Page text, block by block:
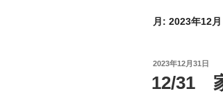
月: 2023年12月
投
日:
2023年12月31日
12/31